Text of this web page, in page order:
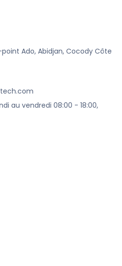
Ado, Abidjan, Cocody Côte
au vendredi 08:00 - 18:00,